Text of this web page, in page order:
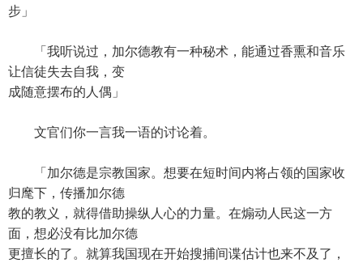
步」
「我听说过，加尔德教有一种秘术，能通过香熏和音乐
让信徒失去自我，变
成随意摆布的人偶」
文官们你一言我一语的讨论着。
「加尔德是宗教国家。想要在短时间内将占领的国家收
归麾下，传播加尔德
教的教义，就得借助操纵人心的力量。在煽动人民这一方
面，想必没有比加尔德
更擅长的了。就算我国现在开始搜捕间谍估计也来不及了，